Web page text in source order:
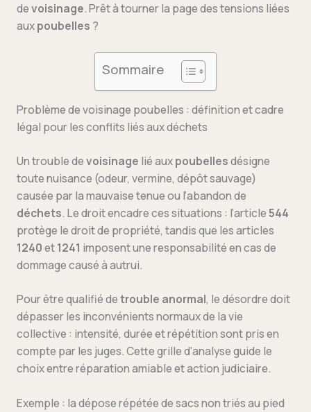
devoisinage. Prêt à tourner la page des tensions liées
auxpoubelles ?
Sommaire
Problème de voisinage poubelles : définition et cadre
légal pour les conflits liés aux déchets
Un trouble devoisinage lié auxpoubellesdésigne
toute nuisance (odeur, vermine, dépôt sauvage)
causée par la mauvaise tenue ou l’abandon de
déchets. Le droit encadre ces situations : l’article544
protège le droit de propriété, tandis que les articles
1240et1241 imposent une responsabilité en cas de
dommage causé à autrui.
Pour être qualifié detrouble anormal, le désordre doit
dépasser les inconvénients normaux de la vie
collective : intensité, durée et répétition sont pris en
compte par les juges. Cette grille d’analyse guide le
choix entre réparation amiable et action judiciaire.
Exemple : la dépose répétée de sacs non triés au pied